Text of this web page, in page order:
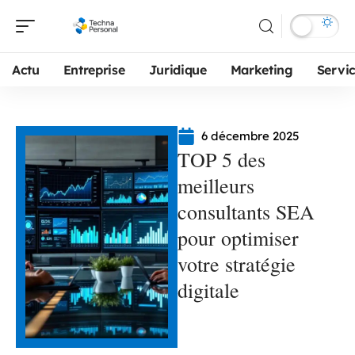
Actu Entreprise Juridique Marketing
6 décembre 2025
TOP 5 des
meilleurs
consultants SEA
pour optimiser
votre stratégie
digitale